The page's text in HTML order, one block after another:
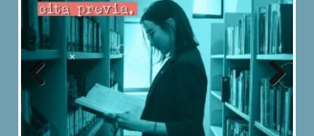
Previous Next